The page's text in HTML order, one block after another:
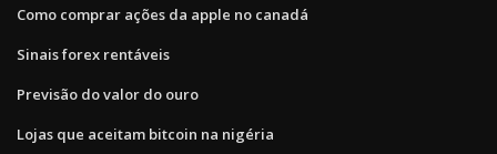
Como comprar ações da apple no canadá
Sinais forex rentáveis
Previsão do valor do ouro
Lojas que aceitam bitcoin na nigéria